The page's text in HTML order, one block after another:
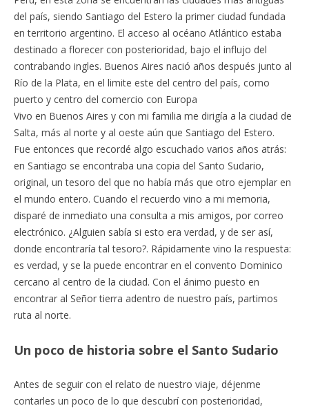
del país, siendo Santiago del Estero la primer ciudad fundada
en territorio argentino. El acceso al océano Atlántico estaba
destinado a florecer con posterioridad, bajo el influjo del
contrabando ingles. Buenos Aires nació años después junto al
Río de la Plata, en el limite este del centro del país, como
puerto y centro del comercio con Europa
Vivo en Buenos Aires y con mi familia me dirigía a la ciudad de
Salta, más al norte y al oeste aún que Santiago del Estero.
Fue entonces que recordé algo escuchado varios años atrás:
en Santiago se encontraba una copia del Santo Sudario,
original, un tesoro del que no había más que otro ejemplar en
el mundo entero. Cuando el recuerdo vino a mi memoria,
disparé de inmediato una consulta a mis amigos, por correo
electrónico. ¿Alguien sabía si esto era verdad, y de ser así,
donde encontraría tal tesoro?. Rápidamente vino la respuesta:
es verdad, y se la puede encontrar en el convento Dominico
cercano al centro de la ciudad. Con el ánimo puesto en
encontrar al Señor tierra adentro de nuestro país, partimos
ruta al norte.
Un poco de historia sobre el Santo Sudario
Antes de seguir con el relato de nuestro viaje, déjenme
contarles un poco de lo que descubrí con posterioridad,